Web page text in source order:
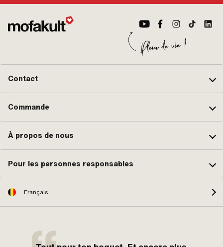
Contact
Commande
À propos de nous
Pour les personnes responsables
Français